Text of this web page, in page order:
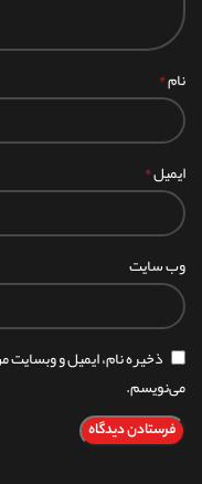
نام*
ایمیل*
وب‌ سایت
ذخیره نام، ایمیل و
می‌نویسم.